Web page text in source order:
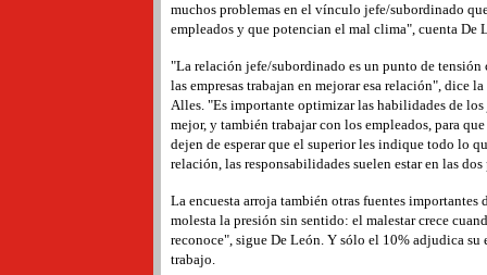
muchos problemas en el vínculo jefe/subordinado
empleados y que potencian el mal clima", cuenta De
"La relación jefe/subordinado es un punto de tensión
las empresas trabajan en mejorar esa relación", dice
Alles. "Es importante optimizar las habilidades de
mejor, y también trabajar con los empleados, para
dejen de esperar que el superior les indique todo lo
relación, las responsabilidades suelen estar en las dos
La encuesta arroja también otras fuentes importantes
molesta la presión sin sentido: el malestar crece
reconoce", sigue De León. Y sólo el 10% adjudica su
trabajo.